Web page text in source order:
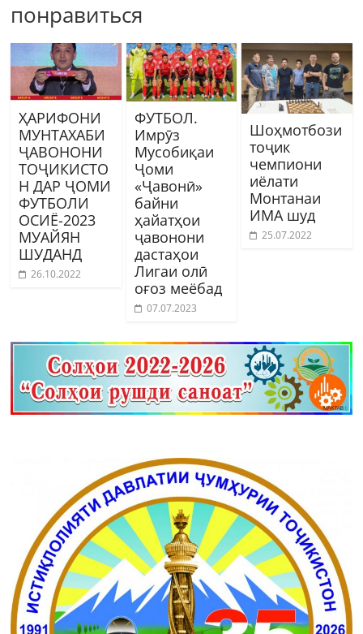
понравиться
ҲАРИФОНИ
МУНТАХАБИ
ҶАВОНОНИ
ТОҶИКИСТО
Н ДАР ҶОМИ
ФУТБОЛИ
ОСИЁ-2023
МУАЙЯН
ШУДАНД
26.10.2022
ФУТБОЛ.
Имрӯз
Мусобиқаи
Ҷоми
«Ҷавонӣ»
байни
ҳайатҳои
ҷавонони
дастаҳои
Лигаи олӣ
оғоз меёбад
07.07.2023
Шоҳмотбози
тоҷик
чемпиони
иёлати
Монтанаи
ИМА шуд
25.07.2022